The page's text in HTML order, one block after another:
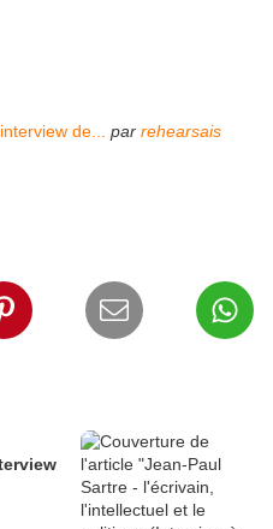
de... par rehearsais